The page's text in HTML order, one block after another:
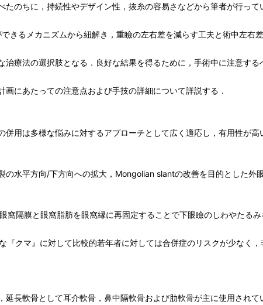
のちに，持続性やデザイン性，抜糸の容易さなどから筆者が行って
きるメカニズムから紐解き，重瞼の左右差を減らす工夫と術中左右
療法の選択肢となる．良好な結果を得るために，手術中に注意する
にあたっての注意点および手技の詳細について詳説する．
用は多様な悩みに対するアプローチとして広く適応し，有用性が
水平方向/下方向への拡大，Mongolian slantの改善を目的とした外
隔膜と眼窩脂肪を眼窩縁に再固定することで下眼瞼のしわやたる
クマ』に対して比較的若年者に対しては合併症のリスクが少なく，
長軟骨として耳介軟骨，鼻中隔軟骨および肋軟骨が主に使用され